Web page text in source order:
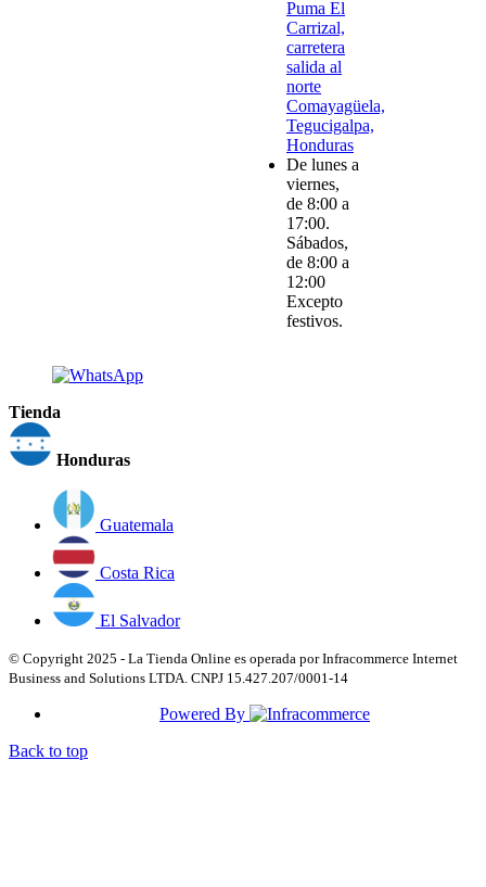
Puma El
Carrizal,
carretera
salida al
norte
Comayagüela,
Tegucigalpa,
Honduras
De lunes a
viernes,
de 8:00 a
17:00.
Sábados,
de 8:00 a
12:00
Excepto
festivos.
Tienda
Honduras
Guatemala
Costa Rica
El Salvador
© Copyright 2025 - La Tienda Online es operada por Infracommerce Internet
Business and Solutions LTDA. CNPJ 15.427.207/0001-14
Powered By
Back to top